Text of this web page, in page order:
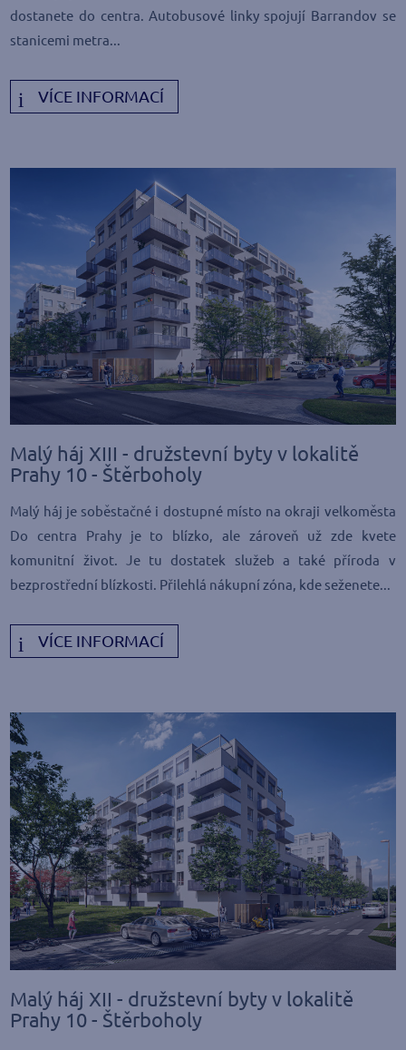
dostanete do centra. Autobusové linky spojují Barrandov se
stanicemi metra...
VÍCE INFORMACÍ
Malý háj XIII - družstevní byty v lokalitě
Prahy 10 - Štěrboholy
Malý háj je soběstačné i dostupné místo na okraji velkoměsta
Do centra Prahy je to blízko, ale zároveň už zde kvete
komunitní život. Je tu dostatek služeb a také příroda v
bezprostřední blízkosti. Přilehlá nákupní zóna, kde seženete...
VÍCE INFORMACÍ
Malý háj XII - družstevní byty v lokalitě
Prahy 10 - Štěrboholy